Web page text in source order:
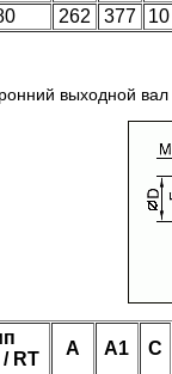
262 377 10
выходной вал
/ RT
A A1 C